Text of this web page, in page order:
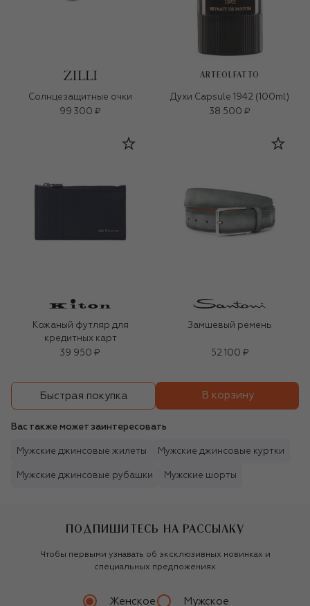
Солнцезащитные очки
99 300 ₽
ARTEOLFATTO
Духи Capsule 1942 (100ml)
38 500 ₽
Кожаный футляр для
кредитных карт
39 950 ₽
Замшевый ремень
52 100 ₽
Быстрая покупка В корзину
Вас также может заинтересовать
Мужские джинсовые жилеты Мужские джинсовые куртки
Мужские джинсовые рубашки Мужские шорты
ПОДПИШИТЕСЬ НА РАССЫЛКУ
Чтобы первыми узнавать об эксклюзивных новинках и
специальных предложениях
Женское Мужское